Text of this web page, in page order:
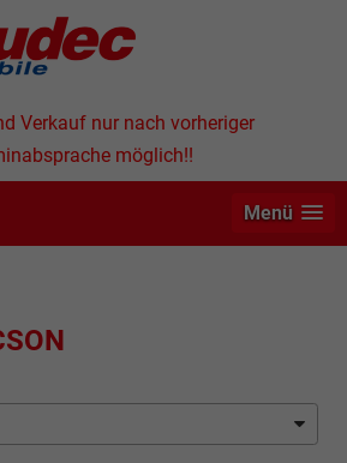
Verkauf nur nach vorheriger
möglich!!
Menü